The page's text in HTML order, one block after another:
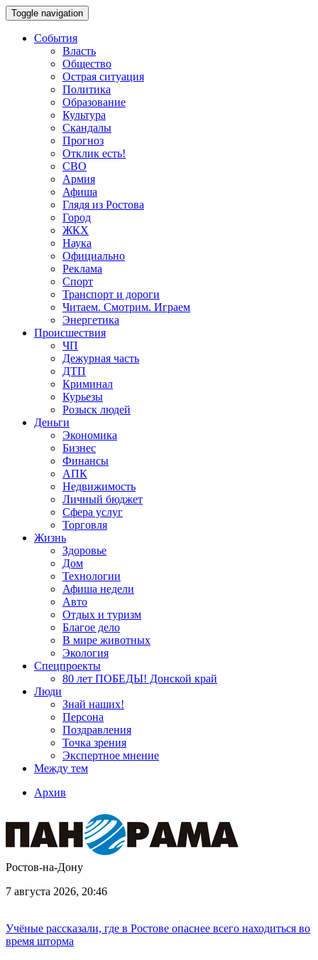
Toggle navigation
События
Власть
Общество
Острая ситуация
Политика
Образование
Культура
Скандалы
Прогноз
Отклик есть!
СВО
Армия
Афиша
Глядя из Ростова
Город
ЖКХ
Наука
Официально
Реклама
Спорт
Транспорт и дороги
Читаем. Смотрим. Играем
Энергетика
Происшествия
ЧП
Дежурная часть
ДТП
Криминал
Курьезы
Розыск людей
Деньги
Экономика
Бизнес
Финансы
АПК
Недвижимость
Личный бюджет
Сфера услуг
Торговля
Жизнь
Здоровье
Дом
Технологии
Афиша недели
Авто
Отдых и туризм
Благое дело
В мире животных
Экология
Спецпроекты
80 лет ПОБЕДЫ! Донской край
Люди
Знай наших!
Персона
Поздравления
Точка зрения
Экспертное мнение
Между тем
Архив
Ростов-на-Дону
7 августа 2026, 20:46
Учёные рассказали, где в Ростове опаснее всего находиться во
время шторма